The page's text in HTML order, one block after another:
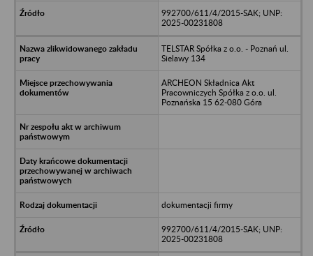
992700/611/4/2015-SAK; UNP:
2025-00231808
TELSTAR Spółka z o.o. - Poznań ul.
Sielawy 134
ARCHEON Składnica Akt
Pracowniczych Spółka z o.o. ul.
Poznańska 15 62-080 Góra
dokumentacji firmy
992700/611/4/2015-SAK; UNP:
2025-00231808